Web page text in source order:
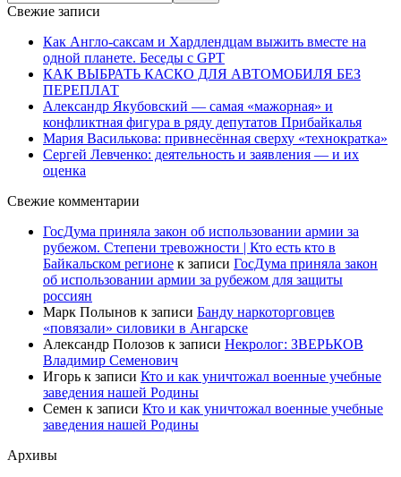
Свежие записи
Как Англо-саксам и Хардлендцам выжить вместе на
одной планете. Беседы с GPT
КАК ВЫБРАТЬ КАСКО ДЛЯ АВТОМОБИЛЯ БЕЗ
ПЕРЕПЛАТ
Александр Якубовский — самая «мажорная» и
конфликтная фигура в ряду депутатов Прибайкалья
Мария Василькова: привнесённая сверху «технократка»
Сергей Левченко: деятельность и заявления — и их
оценка
Свежие комментарии
ГосДума приняла закон об использовании армии за
рубежом. Степени тревожности | Кто есть кто в
Байкальском регионе к записи ГосДума приняла закон
об использовании армии за рубежом для защиты
россиян
Марк Полынов к записи Банду наркоторговцев
«повязали» силовики в Ангарске
Александр Полозов к записи Некролог: ЗВЕРЬКОВ
Владимир Семенович
Игорь к записи Кто и как уничтожал военные учебные
заведения нашей Родины
Семен к записи Кто и как уничтожал военные учебные
заведения нашей Родины
Архивы